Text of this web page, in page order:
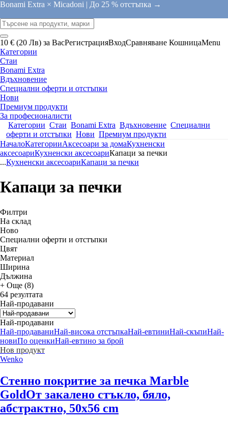
Bonami Extra × Micadoni | До 25 % отстъпка →
10 € (20 Лв) за ВасРегистрацияВходСравняване КошницаMenu
Категории
Стаи
Bonami Extra
Вдъхновение
Специални оферти и отстъпки
Нови
Премиум продукти
За професионалисти
Категории Стаи Bonami Extra Вдъхновение Специални
оферти и отстъпки Нови Премиум продукти
НачалоКатегорииАксесоари за домаКухненски
аксесоариКухненски аксесоариКапаци за печки
...Кухненски аксесоариКапаци за печки
Капаци за печки
Филтри
На склад
Новo
Специални оферти и отстъпки
Цвят
Материал
Ширина
Дължина
+ Още (8)
64 резултата
Най-продавани
Най-продавани
Най-продаваниНай-висока отстъпкаНай-евтиниНай-скъпиНай-
новиПо оценкиНай-евтино за брой
Нов продукт
Wenko
Стенно покритие за печка Marble
GoldОт закалено стъкло, бяло,
абстрактно, 50x56 cm